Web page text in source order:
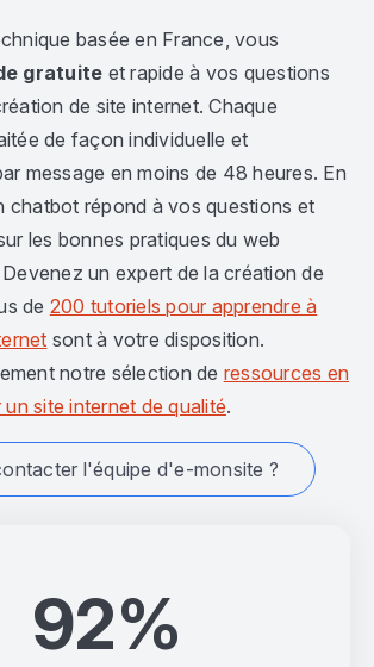
92%
basée en France, vous
gratuite et rapide à vos questions
de site internet. Chaque
de façon individuelle et
message en moins de 48 heures. En
chatbot répond à vos questions et
les bonnes pratiques du web
un expert de la création de
de 200 tutoriels pour apprendre à
sont à votre disposition.
notre sélection de ressources en
site internet de qualité.
l'équipe d'e-monsite ?